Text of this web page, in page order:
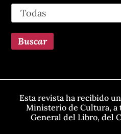
Esta revista ha recibido
Ministerio de Cultura, a
General del Libro, del